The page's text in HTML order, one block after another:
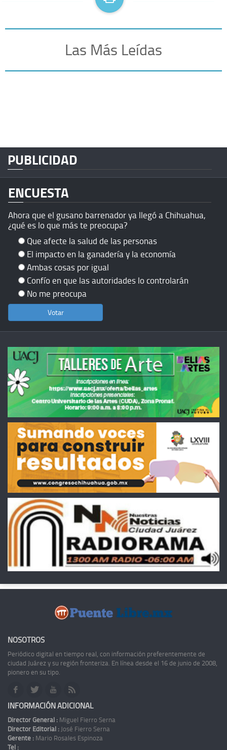
Las Más Leídas
PUBLICIDAD
ENCUESTA
Ahora que el gusano barrenador ya llegó a Chihuahua,
¿qué es lo que más te preocupa?
Que afecte la salud de las personas
El impacto en la ganadería y la economía
Ambas cosas por igual
Confío en que las autoridades lo controlarán
No me preocupa
NOSOTROS
Periódico digital en tiempo real, con información preferentemente de
ciudad Juárez y su región fronteriza. En línea desde el 16 de junio de 2008,
pionero en su tipo.
INFORMACIÓN ADICIONAL
Director General : Miguel Fierro Serna
Director Editorial : José Fierro Serna
Gerente : Mario Rosales Espinoza
Tel :